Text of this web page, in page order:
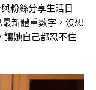
粉絲分享生活日
新體重數字，沒想
讓她自己都忍不住